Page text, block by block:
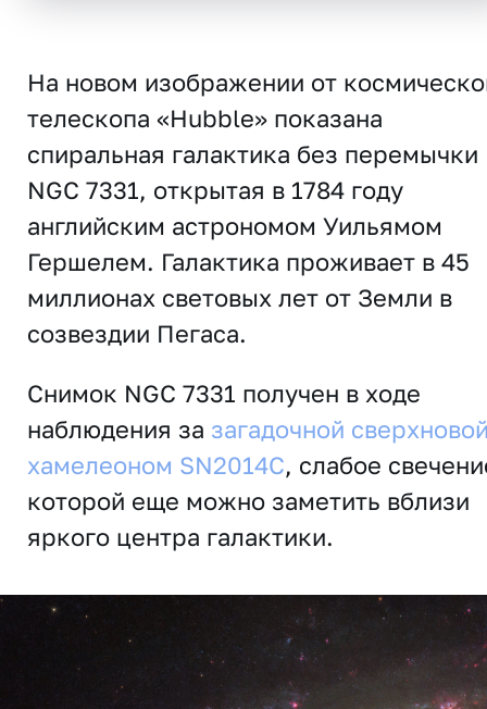
На новом изображении от
телескопа «Hubble» показана
спиральная галактика без перемычки
NGC 7331, открытая в 1784 году
английским астрономом Уильямом
Гершелем. Галактика проживает в 45
миллионах световых лет от Земли в
созвездии Пегаса.
Снимок NGC 7331 получен в ходе
наблюдения за загадочной
хамелеоном SN2014C, слабое
которой еще можно заметить вблизи
яркого центра галактики.